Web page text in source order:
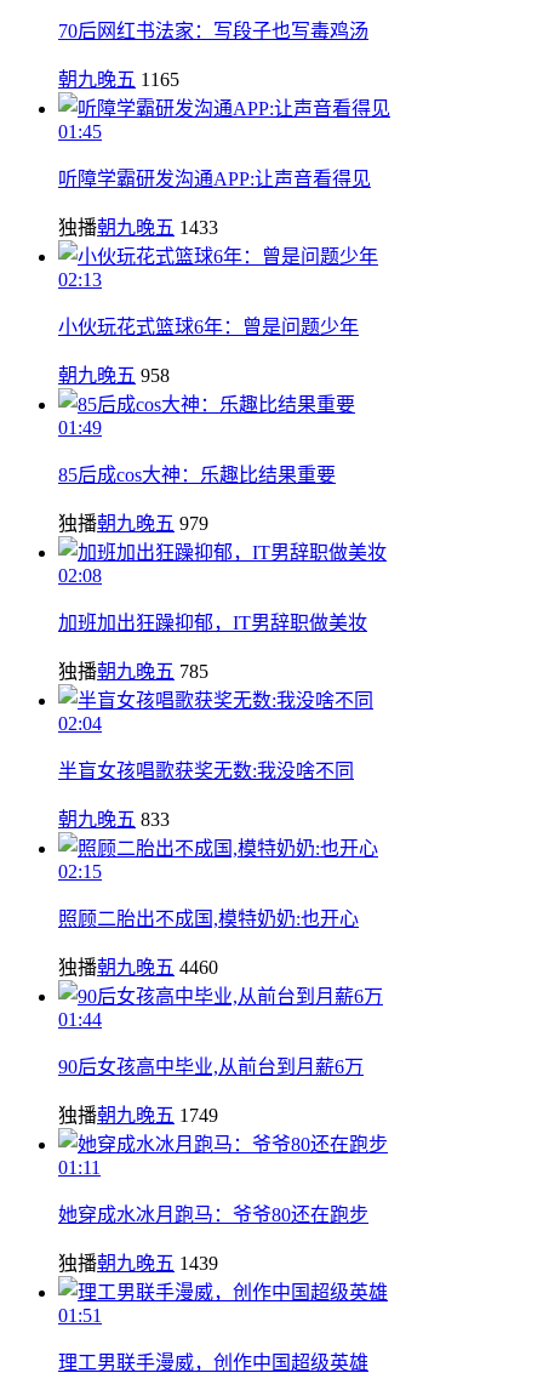
70后网红书法家：写段子也写毒鸡汤
朝九晚五 1165
01:45
听障学霸研发沟通APP:让声音看得见
独播朝九晚五 1433
02:13
小伙玩花式篮球6年：曾是问题少年
朝九晚五 958
01:49
85后成cos大神：乐趣比结果重要
独播朝九晚五 979
02:08
加班加出狂躁抑郁，IT男辞职做美妆
独播朝九晚五 785
02:04
半盲女孩唱歌获奖无数:我没啥不同
朝九晚五 833
02:15
照顾二胎出不成国,模特奶奶:也开心
独播朝九晚五 4460
01:44
90后女孩高中毕业,从前台到月薪6万
独播朝九晚五 1749
01:11
她穿成水冰月跑马：爷爷80还在跑步
独播朝九晚五 1439
01:51
理工男联手漫威，创作中国超级英雄